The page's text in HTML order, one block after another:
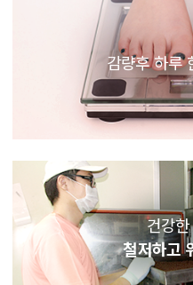
감량후 하루
건강
철저하고